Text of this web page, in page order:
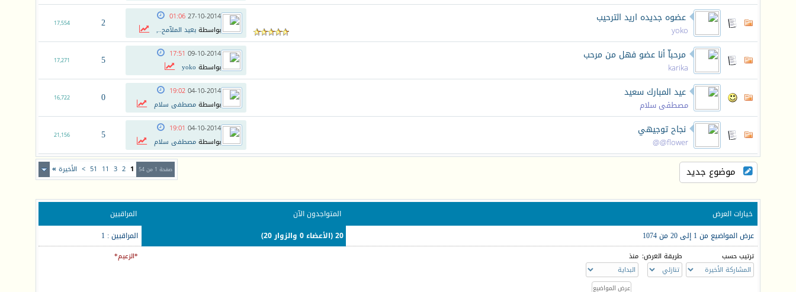
عضوه جديده اريد الترحيب
yoko
27-10-2014
01:06
بواسطةبعيد الملآمح.., 2
17,554
مرحباّ أنا عضو فهل من مرحب
karika
09-10-2014
17:51
بواسطة yoko
5
17,271
عيد المبارك سعيد
مصطفى سلام
04-10-2014
19:02
بواسطةمصطفى سلام 0
16,722
نجاح توجيهي
flower@@
04-10-2014
19:01
بواسطةمصطفى سلام 5
21,156
موضوع جديد صفحة 1 من 54 1
2
3
11
51
> الأخيرة »
خيارات العرض المتواجدون الآن
المراقبين
عرض المواضيع من 1 إلى 20 من 1074
20 (الأعضاء 0 والزوار 20) المراقبين : 1
ترتيب حسب طريقة العرض: منذ *الزعيم*